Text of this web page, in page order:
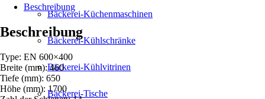
Bäckerei-Küchenmaschinen
Bäckerei-Kühlschränke
Bäckerei-Kühlvitrinen
Bäckerei-Tische
Beschreibung
Beschreibung
Type: EN 600×400
Breite (mm): 460
Tiefe (mm): 650
Höhe (mm): 1700